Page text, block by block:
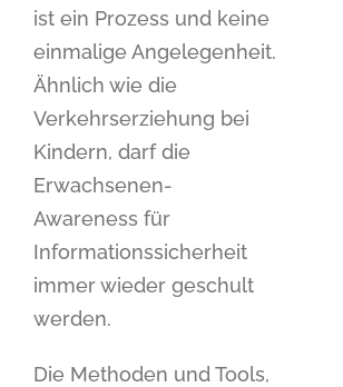
ist ein Prozess und keine
einmalige Angelegenheit.
Ähnlich wie die
Verkehrserziehung bei
Kindern, darf die
Erwachsenen-
Awareness für
Informationssicherheit
immer wieder geschult
werden.
Die Methoden und Tools,